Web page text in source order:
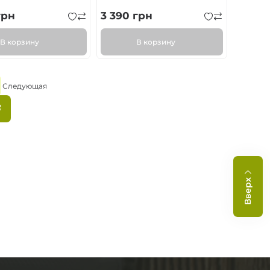
В корзину
3 390 грн
В корзину
Следующая
Следующая
Вверх